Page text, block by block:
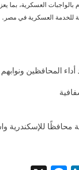
بالواجبات العسكرية، بما
للخدمة العسكرية في مصر.
المحافظين ونوابهم
محافظًا للإسكندرية